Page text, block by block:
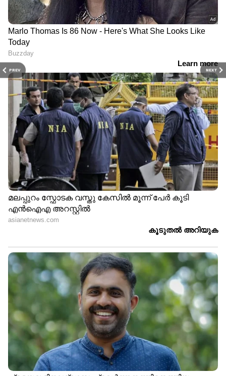
PREV NEXT
prashobh@asianetnews.in
DOWNLOAD APP
RECOMMENDED STORIES
സ്‍കൂട്ടർ വിപണിയിലെ
അത്ഭുതം; ആക്ടിവയെ
തോർപ്പിക്കാനാവില്ല!
ഏപ്രിലിലെ സ്‍കൂട്ടർ
വിൽപ്പന: ആക്ടിവയെ
വെല്ലാനാരുണ്ട്?